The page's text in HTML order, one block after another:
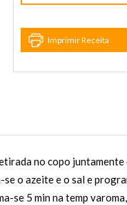
Imprimir Receita
no copo
o azeite e o sal e
se 5 min na temp